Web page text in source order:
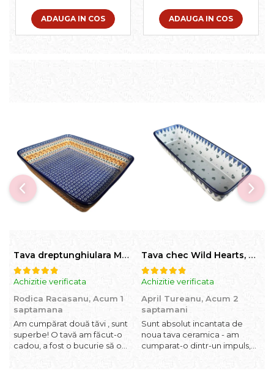
ADAUGA IN COS ADAUGA IN COS
Tava dreptunghiulara Morning Sunrise, ceramica smaltuita, pictata manual, 27,0 X 32, 5 cm
Achizitie verificata
Rodica Racasanu, Acum 1
saptamana
Am cumpărat două tăvi , sunt
superbe! O tavă am făcut-o
cadou, a fost o bucurie să o
Tava chec Wild Hearts, ceramica smaltuita, pictata manual, 31,0 X 12,0 cm
Achizitie verificata
April Tureanu, Acum 2
saptamani
Sunt absolut incantata de
noua tava ceramica - am
cumparat-o dintr-un impuls,